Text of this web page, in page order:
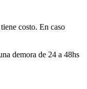
costo. En caso
demora de 24 a 48hs